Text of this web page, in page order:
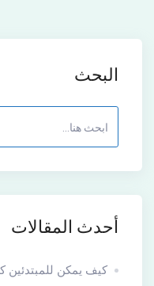
البحث
أحدث المقالات
كيف يمكن للمبتدئين